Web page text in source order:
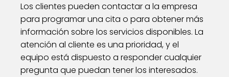
Los clientes pueden contactar a la empresa
para programar una cita o para obtener más
información sobre los servicios disponibles. La
atención al cliente es una prioridad, y el
equipo está dispuesto a responder cualquier
pregunta que puedan tener los interesados.